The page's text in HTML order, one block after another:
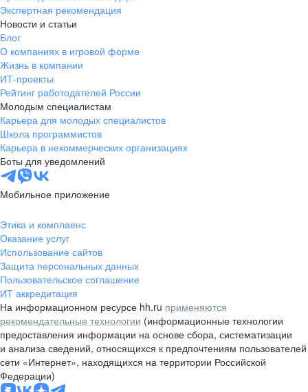
Экспертная рекомендация
Новости и статьи
Блог
О компаниях в игровой форме
Жизнь в компании
ИТ-проекты
Рейтинг работодателей России
Молодым специалистам
Карьера для молодых специалистов
Школа программистов
Карьера в некоммерческих организациях
Боты для уведомлений
Мобильное приложение
Этика и комплаенс
Оказание услуг
Использование сайтов
Защита персональных данных
Пользовательское соглашение
ИТ аккредитация
На информационном ресурсе hh.ru применяются
рекомендательные технологии (информационные технологии
предоставления информации на основе сбора, систематизации
и анализа сведений, относящихся к предпочтениям пользователей
сети «Интернет», находящихся на территории Российской
Федерации)